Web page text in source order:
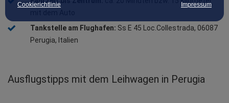
Cookierichtlinie
Impressum
Tankstelle am Flughafen: Ss E 45 Loc.Collestrada, 06087
Perugia, Italien
Ausflugstipps mit dem Leihwagen in Perugia